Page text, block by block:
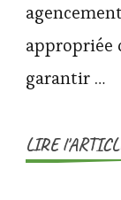
garantir …
LIRE